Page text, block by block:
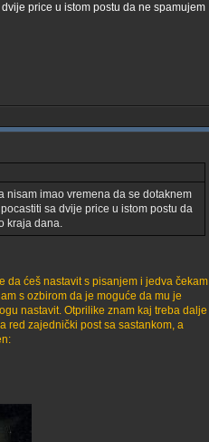
price u istom postu da ne spamujem
nisam imao vremena da se dotaknem
sa dvije price u istom postu da
kraja dana.
da ćeš nastavit s pisanjem i jedva čekam
s ozbirom da je moguće da mu je
nastavit. Otprilike znam kaj treba dalje
red zajednički post sa sastankom, a